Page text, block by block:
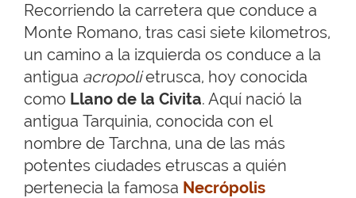
Recorriendo la carretera que conduce a
Monte Romano, tras casi siete kilometros,
un camino a la izquierda os conduce a la
antigua acropolietrusca, hoy conocida
como Llano de la Civita. Aquí nació la
antigua Tarquinia, conocida con el
nombre de Tarchna, una de las más
potentes ciudades etruscas a quién
pertenecia la famosa Necrópolis